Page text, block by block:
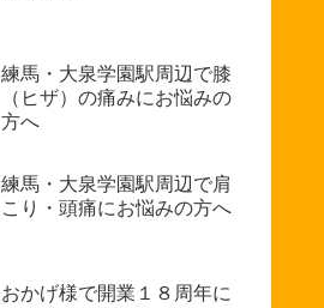
練馬・大泉学園駅周辺で膝
（ヒザ）の痛みにお悩みの
方へ
練馬・大泉学園駅周辺で肩
こり・頭痛にお悩みの方へ
おかげ様で開業１８周年に